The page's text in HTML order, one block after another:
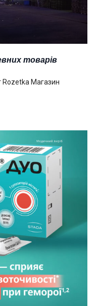
товарів
Rozetka Магазин